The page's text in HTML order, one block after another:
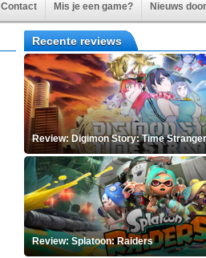
Contact Mis je een game? Nieuws
Recente reviews
Review: Digimon Story: Time Stranger
Review: Splatoon: Raiders